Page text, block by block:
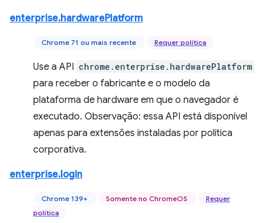
enterprise.hardwarePlatform
Chrome 71 ou mais recente Requer política
Use a API chrome.enterprise.hardwarePlatform
para receber o fabricante e o modelo da
plataforma de hardware em que o navegador é
executado. Observação: essa API está disponível
apenas para extensões instaladas por política
corporativa.
enterprise.login
Chrome 139+ Somente no ChromeOS
Requer
política